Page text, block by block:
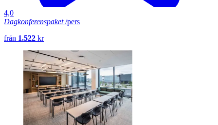
4,0
Dagkonferenspaket/pers
från 1.522 kr